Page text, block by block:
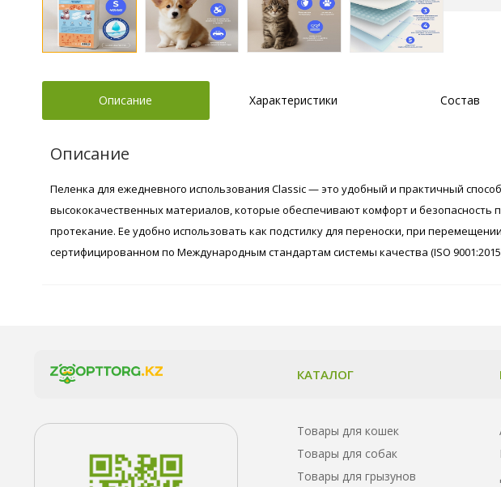
Описание Характеристики Состав
Описание
Пеленка для ежедневного использования Classic — это удобный и практичный
высококачественных материалов, которые обеспечивают комфорт и
протекание. Ее удобно использовать как подстилку для переноски, при
сертифицированном по Международным стандартам системы качества (ISO
КАТАЛОГ
Товары для кошек
Товары для собак
Товары для грызунов